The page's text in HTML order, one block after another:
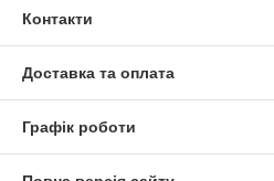
Контакти
Доставка та оплата
Графік роботи